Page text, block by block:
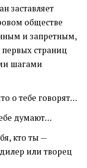
заставляет
обществе
и запретным,
страниц
шагами
о тебе говорят…
думают…
кто ты —
или творец